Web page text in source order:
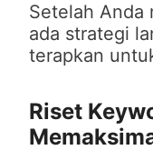
Setelah Anda
ada strategi
terapkan
Riset